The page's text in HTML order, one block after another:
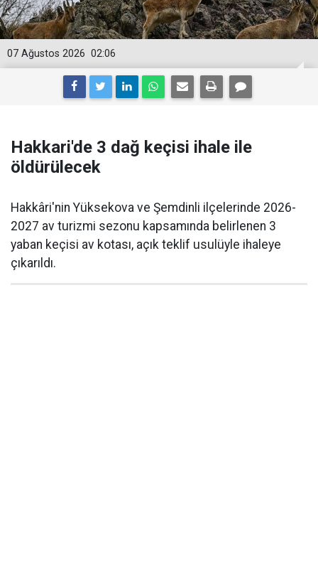
02:06
07 Ağustos 2026
Hakkari'de 3 dağ keçisi ihale ile
öldürülecek
Hakkâri'nin Yüksekova ve Şemdinli ilçelerinde 2026-
2027 av turizmi sezonu kapsamında belirlenen 3
yaban keçisi av kotası, açık teklif usulüyle ihaleye
çıkarıldı.